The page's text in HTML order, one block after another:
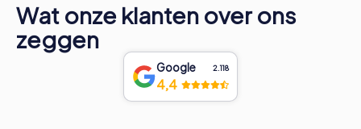
Wat onze klanten over ons
zeggen
Google 2.118
4,4